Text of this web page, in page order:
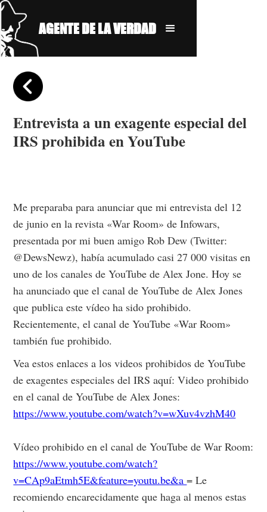
AGENTE DE LA VERDAD
Entrevista a un exagente especial del
IRS prohibida en YouTube
Me preparaba para anunciar que mi entrevista del 12
de junio en la revista «War Room» de Infowars,
presentada por mi buen amigo Rob Dew (Twitter:
@DewsNewz), había acumulado casi 27 000 visitas en
uno de los canales de YouTube de Alex Jone. Hoy se
ha anunciado que el canal de YouTube de Alex Jones
que publica este vídeo ha sido prohibido.
Recientemente, el canal de YouTube «War Room»
también fue prohibido.
Vea estos enlaces a los videos prohibidos de YouTube
de exagentes especiales del IRS aquí: Video prohibido
en el canal de YouTube de Alex Jones:
https://www.youtube.com/watch?v=wXuv4vzhM40
Vídeo prohibido en el canal de YouTube de War Room:
https://www.youtube.com/watch?
v=CAp9aEtmh5E&feature=youtu.be&a= Le
recomiendo encarecidamente que haga al menos estas